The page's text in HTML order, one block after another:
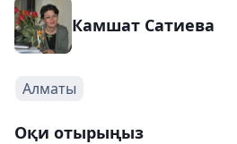
Камшат Сатиева
Алматы
Оқи отырыңыз